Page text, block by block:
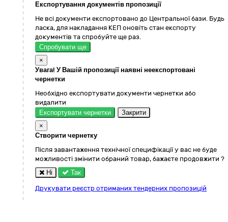
Експортування документів пропозиції
Не всі документи експортовано до Центральної бази. Будь
ласка, для накладання КЕП оновіть стан експорту
документів та спробуйте ще раз.
Спробувати ще
×
Увага! У Вашій пропозиції наявні неекспортовані
чернетки
Необхідно експортувати документи чернетки або
видалити
Експортувати чернетки
Закрити
×
Створити чернетку
Після завантаження технічної специфікації у вас не буде
можливості змінити обраний товар, бажаєте продовжити ?
Ні
Так
Друкувати реєстр отриманих тендерних пропозицій